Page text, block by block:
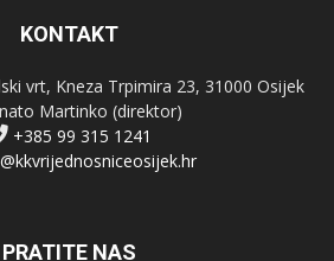
KONTAKT
vrt, Kneza Trpimira 23, 31000 Osijek
Martinko (direktor)
+385 99 315 1241
PRATITE NAS